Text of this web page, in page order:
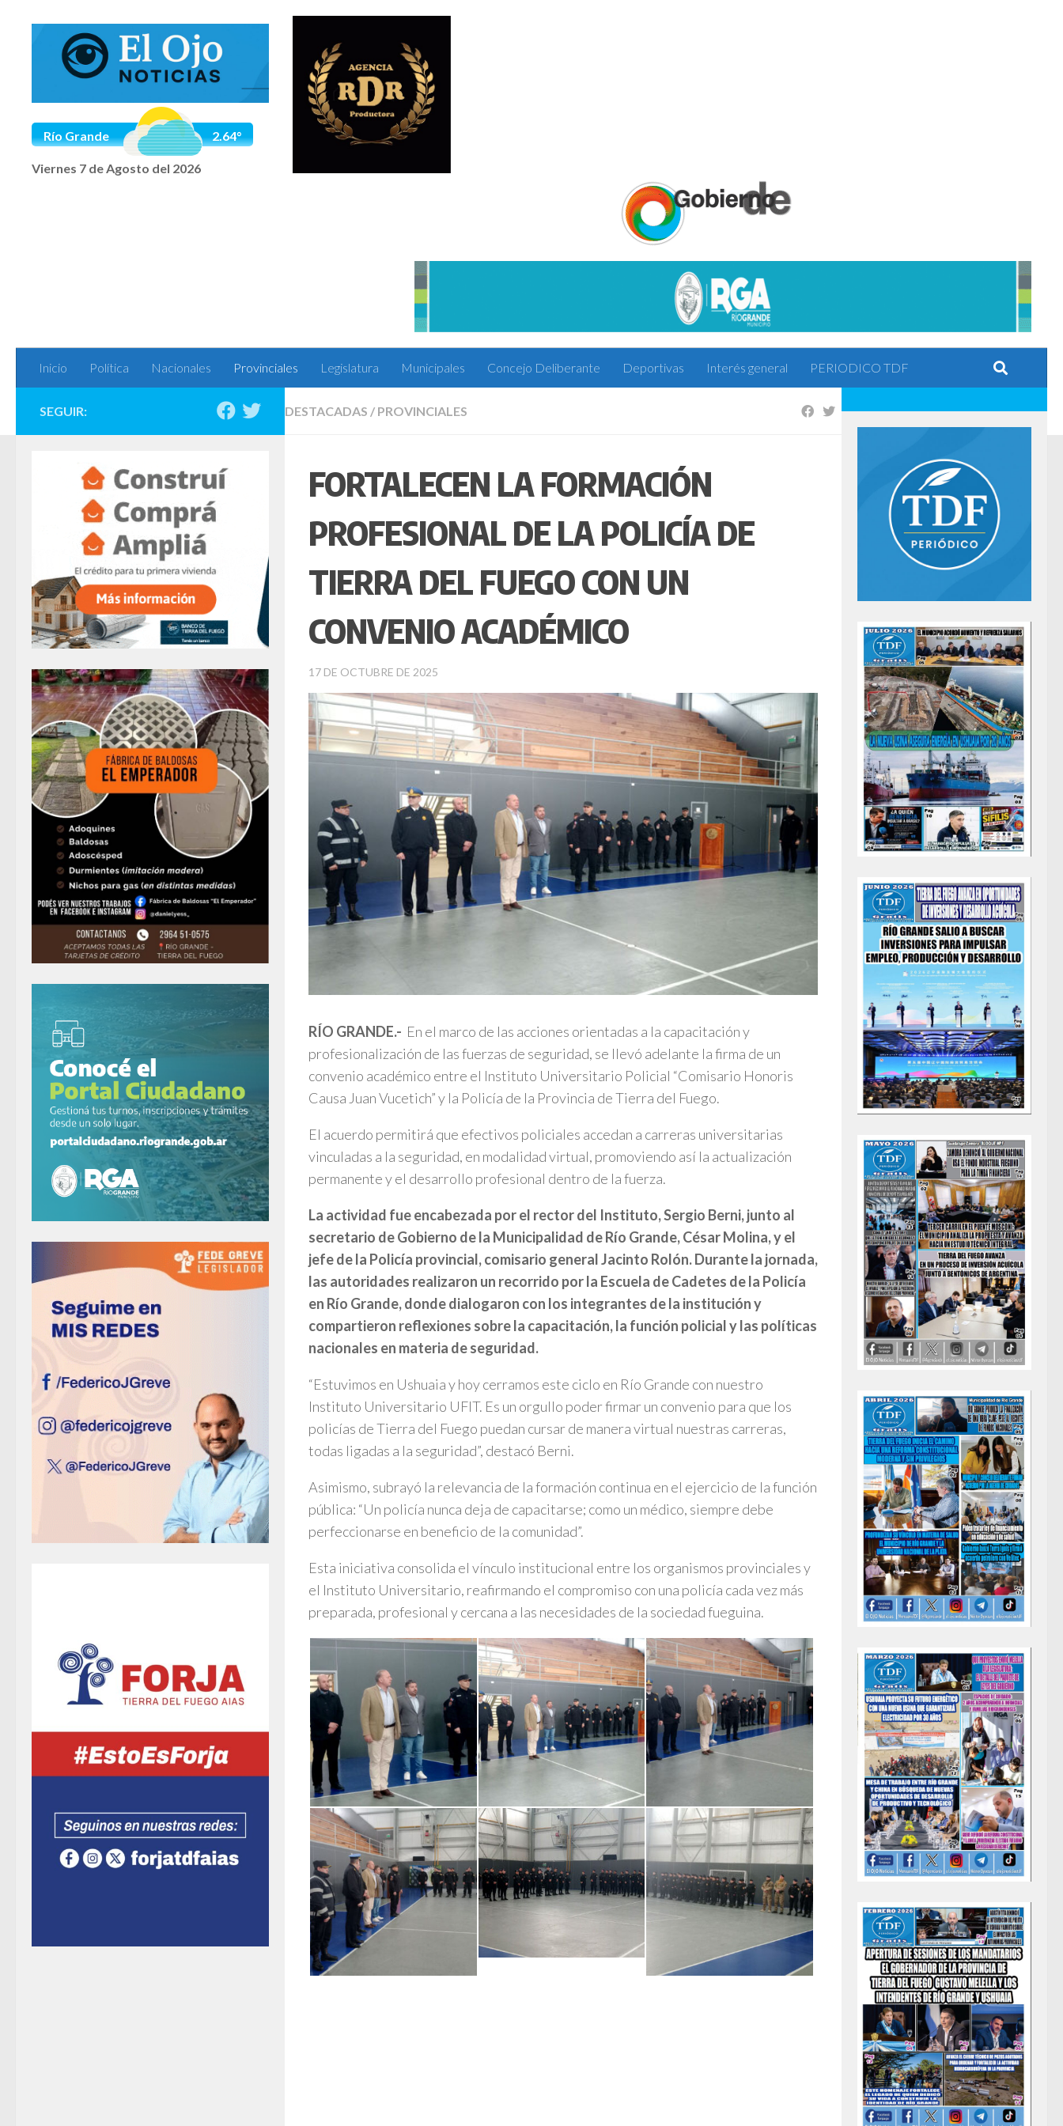
Saltar al contenido
Río Grande 2.64°
Viernes 7 de Agosto del 2026
Inicio Política Nacionales Provinciales Legislatura Municipales Concejo Deliberante Deportivas Interés general PERIODICO TDF
DESTACADAS / PROVINCIALES
FORTALECEN LA FORMACIÓN
PROFESIONAL DE LA POLICÍA DE
TIERRA DEL FUEGO CON UN
CONVENIO ACADÉMICO
17 DE OCTUBRE DE 2025
RÍO GRANDE.- En el marco de las acciones orientadas a la capacitación y
profesionalización de las fuerzas de seguridad, se llevó adelante la firma de un
convenio académico entre el Instituto Universitario Policial “Comisario Honoris
Causa Juan Vucetich” y la Policía de la Provincia de Tierra del Fuego.
El acuerdo permitirá que efectivos policiales accedan a carreras universitarias
vinculadas a la seguridad, en modalidad virtual, promoviendo así la actualización
permanente y el desarrollo profesional dentro de la fuerza.
La actividad fue encabezada por el rector del Instituto, Sergio Berni, junto al
secretario de Gobierno de la Municipalidad de Río Grande, César Molina, y el
jefe de la Policía provincial, comisario general Jacinto Rolón. Durante la jornada,
las autoridades realizaron un recorrido por la Escuela de Cadetes de la Policía
en Río Grande, donde dialogaron con los integrantes de la institución y
compartieron reflexiones sobre la capacitación, la función policial y las políticas
nacionales en materia de seguridad.
“Estuvimos en Ushuaia y hoy cerramos este ciclo en Río Grande con nuestro
Instituto Universitario UFIT. Es un orgullo poder firmar un convenio para que los
policías de Tierra del Fuego puedan cursar de manera virtual nuestras carreras,
todas ligadas a la seguridad”, destacó Berni.
Asimismo, subrayó la relevancia de la formación continua en el ejercicio de la función
pública: “Un policía nunca deja de capacitarse; como un médico, siempre debe
perfeccionarse en beneficio de la comunidad”.
Esta iniciativa consolida el vínculo institucional entre los organismos provinciales y
el Instituto Universitario, reafirmando el compromiso con una policía cada vez más
preparada, profesional y cercana a las necesidades de la sociedad fueguina.
SEGUIR: